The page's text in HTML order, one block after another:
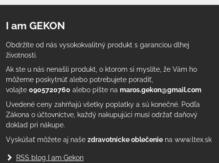
I am GEKON
Obdržíte od nás vysokokvalitný produkt s garanciou dlhej
životnosti.
Ak ste u nás nenašli produkt, o ktorom si myslíte, že Vám ho
môžeme poskytnúť alebo potrebujete poradiť,
volajte 0905720760 alebo píšte na maros.gekon@gmail.com
Uvedené ceny zahŕňajú všetky poplatky a sú konečné. Podľa
Zákona o účtovníctve, každý nakupujúci musí održať daňový
doklad pri nákupe.
Vyskúšať môžete aj naše zdravotnícke oblečenie na www.ltex.sk
RSS blog I am Gekon